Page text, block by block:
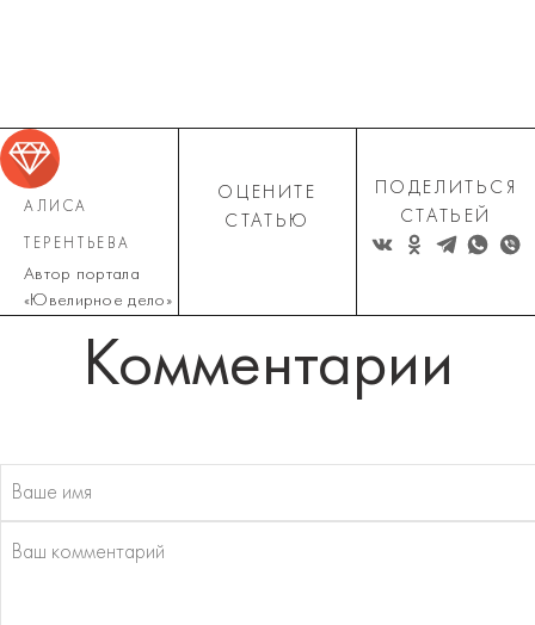
АЛИСА
ТЕРЕНТЬЕВА
Автор портала
«Ювелирное дело»
ОЦЕНИТЕ
СТАТЬЮ
ПОДЕЛИТЬСЯ
СТАТЬЕЙ
Комментарии